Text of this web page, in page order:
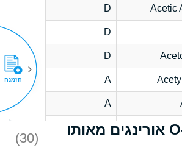
Acetic
D
D
D
A
A
C
עוד O-Ring אורינגים מאותו
(30)
הזמנה